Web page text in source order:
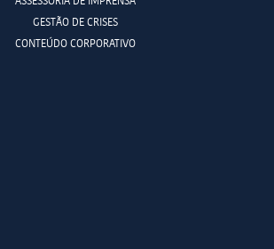
GESTÃO DE CRISES
CONTEÚDO CORPORATIVO